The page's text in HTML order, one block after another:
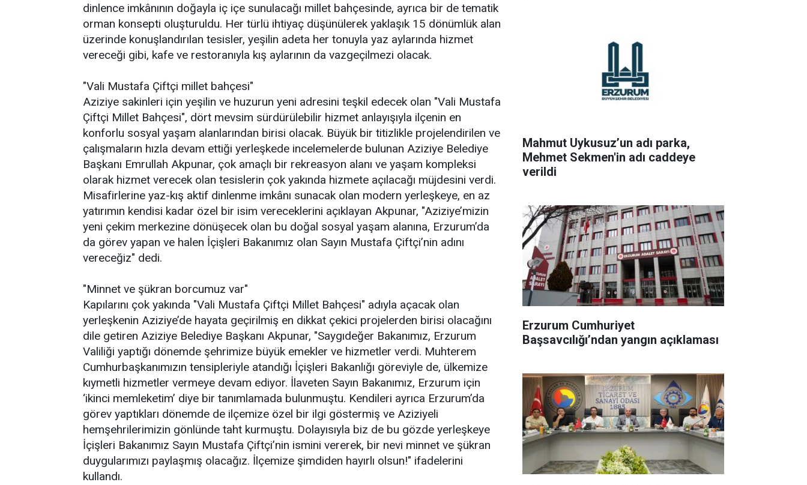
dinlence imkânının doğayla iç içe sunulacağı millet bahçesinde, ayrıca bir de tematik
orman konsepti oluşturuldu. Her türlü ihtiyaç düşünülerek yaklaşık 15 dönümlük alan
üzerinde konuşlandırılan tesisler, yeşilin adeta her tonuyla yaz aylarında hizmet
vereceği gibi, kafe ve restoranıyla kış aylarının da vazgeçilmezi olacak.
"Vali Mustafa Çiftçi millet bahçesi"
Aziziye sakinleri için yeşilin ve huzurun yeni adresini teşkil edecek olan "Vali Mustafa
Çiftçi Millet Bahçesi", dört mevsim sürdürülebilir hizmet anlayışıyla ilçenin en
konforlu sosyal yaşam alanlarından birisi olacak. Büyük bir titizlikle projelendirilen ve
çalışmaların hızla devam ettiği yerleşkede incelemelerde bulunan Aziziye Belediye
Başkanı Emrullah Akpunar, çok amaçlı bir rekreasyon alanı ve yaşam kompleksi
olarak hizmet verecek olan tesislerin çok yakında hizmete açılacağı müjdesini verdi.
Misafirlerine yaz-kış aktif dinlenme imkânı sunacak olan modern yerleşkeye, en az
yatırımın kendisi kadar özel bir isim vereceklerini açıklayan Akpunar, "Aziziye’mizin
yeni çekim merkezine dönüşecek olan bu doğal sosyal yaşam alanına, Erzurum’da
da görev yapan ve halen İçişleri Bakanımız olan Sayın Mustafa Çiftçi’nin adını
vereceğiz" dedi.
"Minnet ve şükran borcumuz var"
Kapılarını çok yakında "Vali Mustafa Çiftçi Millet Bahçesi" adıyla açacak olan
yerleşkenin Aziziye’de hayata geçirilmiş en dikkat çekici projelerden birisi olacağını
dile getiren Aziziye Belediye Başkanı Akpunar, "Saygıdeğer Bakanımız, Erzurum
Valiliği yaptığı dönemde şehrimize büyük emekler ve hizmetler verdi. Muhterem
Cumhurbaşkanımızın tensipleriyle atandığı İçişleri Bakanlığı göreviyle de, ülkemize
kıymetli hizmetler vermeye devam ediyor. İlaveten Sayın Bakanımız, Erzurum için
‘ikinci memleketim’ diye bir tanımlamada bulunmuştu. Kendileri ayrıca Erzurum’da
görev yaptıkları dönemde de ilçemize özel bir ilgi göstermiş ve Aziziyeli
hemşehrilerimizin gönlünde taht kurmuştu. Dolayısıyla biz de bu gözde yerleşkeye
İçişleri Bakanımız Sayın Mustafa Çiftçi’nin ismini vererek, bir nevi minnet ve şükran
duygularımızı paylaşmış olacağız. İlçemize şimdiden hayırlı olsun!" ifadelerini
kullandı.
Mahmut Uykusuz’un adı parka,
Mehmet Sekmen'in adı caddeye
verildi
Erzurum Cumhuriyet
Başsavcılığı’ndan yangın açıklaması